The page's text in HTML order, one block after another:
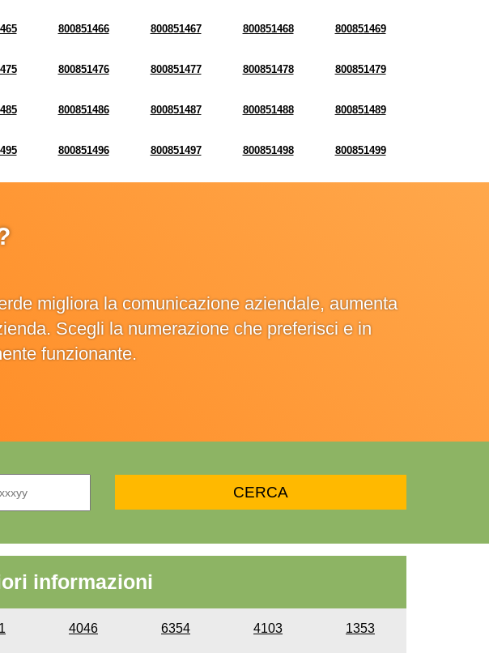
800851466 800851467 800851468 800851469
800851476 800851477 800851478 800851479
800851486 800851487 800851488 800851489
800851496 800851497 800851498 800851499
migliora la comunicazione aziendale, aumenta
Scegli la numerazione che preferisci e in
funzionante.
informazioni
4046 6354 4103 1353